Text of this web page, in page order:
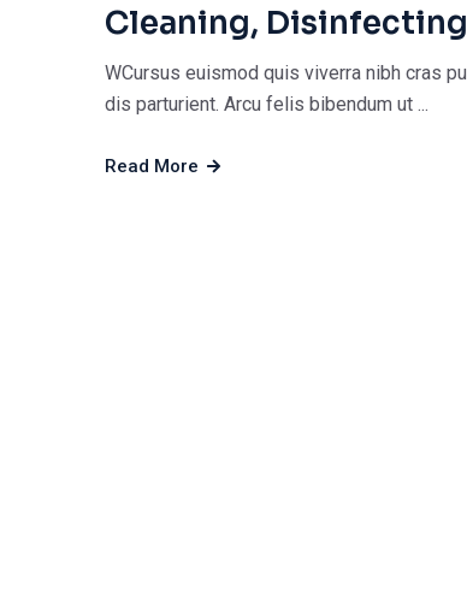
Cleaning,
WCursus euismod quis viverra nibh cras
dis parturient. Arcu felis bibendum ut ...
Read More